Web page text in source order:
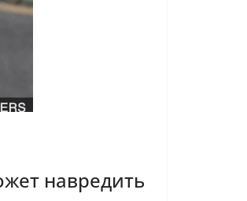
навредить